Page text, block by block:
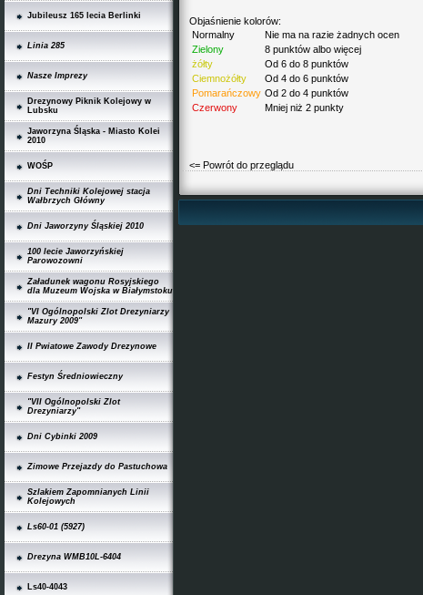
Jubileusz 165 lecia Berlinki
Linia 285
Nasze Imprezy
Drezynowy Piknik Kolejowy w
Lubsku
Jaworzyna Śląska - Miasto Kolei
2010
WOŚP
Dni Techniki Kolejowej stacja
Wałbrzych Główny
Dni Jaworzyny Śląskiej 2010
100 lecie Jaworzyńskiej
Parowozowni
Załadunek wagonu Rosyjskiego
dla Muzeum Wojska w Białymstoku
"VI Ogólnopolski Zlot Drezyniarzy
Mazury 2009"
II Pwiatowe Zawody Drezynowe
Festyn Średniowieczny
"VII Ogólnopolski Zlot
Drezyniarzy"
Dni Cybinki 2009
Zimowe Przejazdy do Pastuchowa
Szlakiem Zapomnianych Linii
Kolejowych
Ls60-01 (5927)
Drezyna WMB10L-6404
Ls40-4043
Objaśnienie kolorów:
Normalny
Nie ma na razie żadnych ocen
Zielony
8 punktów albo więcej
żółty
Od 6 do 8 punktów
Ciemnożółty
Od 4 do 6 punktów
Pomarańczowy Od 2 do 4 punktów
Czerwony
Mniej niż 2 punkty
<= Powrót do przeglądu